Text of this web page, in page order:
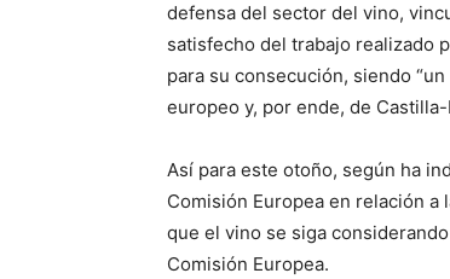
defensa del sector del vino,
satisfecho del trabajo realizado
para su consecución, siendo
europeo y, por ende, de Castilla-
Así para este otoño, según ha
Comisión Europea en relación a
que el vino se siga
Comisión Europea.